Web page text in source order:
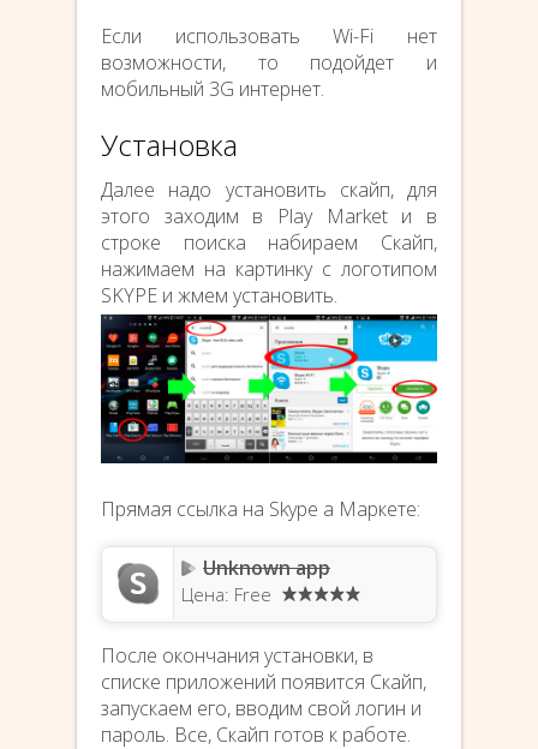
Если использовать Wi-Fi нет
возможности, то подойдет и
мобильный 3G интернет.
Установка
Далее надо установить скайп, для
этого заходим в Play Market и в
строке поиска набираем Скайп,
нажимаем на картинку с логотипом
SKYPE и жмем установить.
Прямая ссылка на Skype а Маркете:
Unknown app
Цена: Free
После окончания установки, в
списке приложений появится Скайп,
запускаем его, вводим свой логин и
пароль. Все, Скайп готов к работе.